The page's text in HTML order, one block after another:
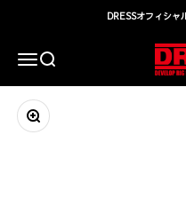
DRESSオフィシ
メニュー
検索
ズームイン